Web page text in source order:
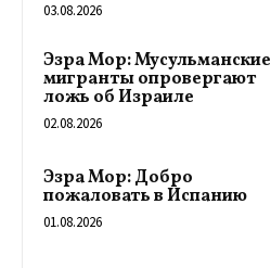
03.08.2026
Эзра Мор: Мусульманские
мигранты опровергают
ложь об Израиле
02.08.2026
Эзра Мор: Добро
пожаловать в Испанию
01.08.2026